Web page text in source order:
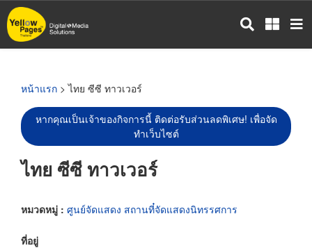
ข้าม
ไป
หน้าแรก > ไทย ซีซี ทาวเวอร์
หากคุณเป็นเจ้าของกิจการนี้ ติดต่อรับส่วนลดพิเศษ! เพื่อจัด
ทำเว็บไซต์
ไทย ซีซี ทาวเวอร์
หมวดหมู่ : ศูนย์จัดแสดง สถานที๋จัดแสดงนิทรรศการ
ที่อยู่